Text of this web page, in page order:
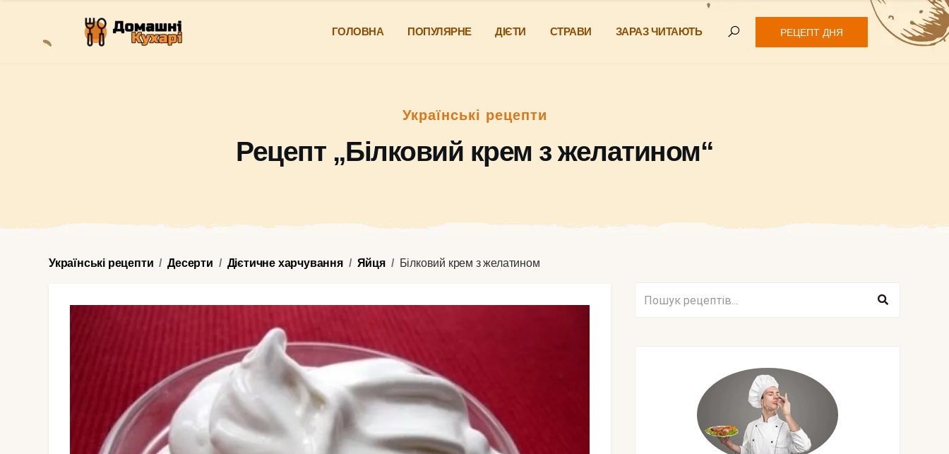
ГОЛОВНА ПОПУЛЯРНЕ ДІЄТИ СТРАВИ ЗАРАЗ ЧИТАЮТЬ РЕЦЕПТ ДНЯ
Українські рецепти
Рецепт „Білковий крем з желатином“
Українські рецепти Десерти Дієтичне харчування Яйця Білковий крем з желатином